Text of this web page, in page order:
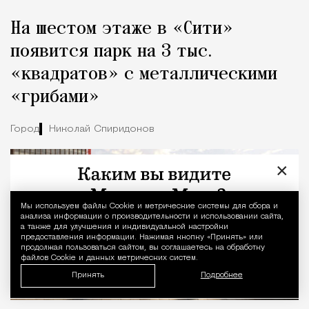
Уведомление
Мы используем файлы Сookie и метрические системы для сбора и
анализа информации о производительности и использовании сайта,
а также для улучшения и индивидуальной настройки
предоставления информации. Нажимая кнопку «Принять» или
продолжая пользоваться сайтом, вы соглашаетесь на обработку
файлов Cookie и данных метрических систем.
Принять Подробнее
На шестом этаже в «Сити»
появится парк на 3 тыс.
«квадратов» с металлическими
«грибами»
Город Николай Спиридонов
×